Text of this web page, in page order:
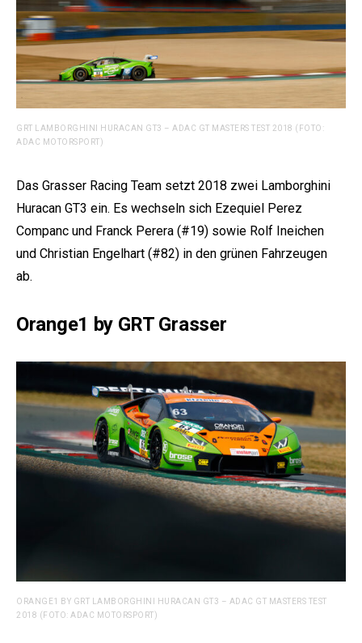
GRT LAMBORGHINI HURACAN GT3 – ADAC GT MASTERS TEST 2018 (FOTO:
ADAC MOTORSPORT)
Das Grasser Racing Team setzt 2018 zwei Lamborghini
Huracan GT3 ein. Es wechseln sich Ezequiel Perez
Companc und Franck Perera (#19) sowie Rolf Ineichen
und Christian Engelhart (#82) in den grünen Fahrzeugen
ab.
Orange1 by GRT Grasser
ORANGE1 BY GRT LAMBORGHINI HURACAN GT3 – ADAC GT MASTERS TEST
2018 (FOTO: ADAC MOTORSPORT)